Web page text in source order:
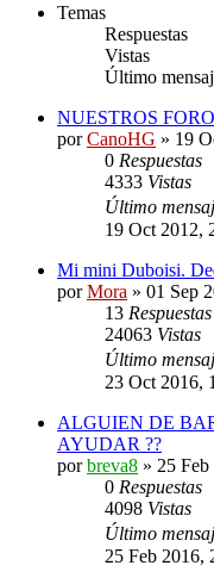
Temas
Respuestas
Vistas
Último
NUESTROS
porCanoHG » 19
0 Respuestas
4333 Vistas
Último
19 Oct 2012,
Mi mini Duboisi.
porMora » 01 Sep
13 Respuestas
24063 Vistas
Último
23 Oct 2016,
ALGUIEN DE
AYUDAR ??
porbreva8 » 25 Feb
0 Respuestas
4098 Vistas
Último
25 Feb 2016,